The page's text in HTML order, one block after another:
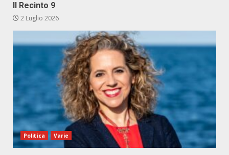
Il Recinto 9
2 Luglio 2026
Politica Varie